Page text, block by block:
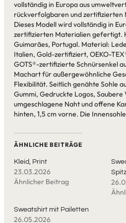
vollständig in Europa aus
rückverfolgbaren und zertifizierten
Dieses Modell wird vollständig in
zertifizierten Materialien gefertigt.
Guimarães, Portugal. Material:
Italien, Gold-zertifiziert, OEKO-
GOTS®-zertifizierte Schnürsenkel
Machart für außergewöhnliche
Flexibilität. Seitlich genähte Sohle
Gummi, Gedruckte Logos,
umgeschlagene Naht und offene
hinten, 1,5 cm vorne. Die
ÄHNLICHE BEITRÄGE
Kleid, Print
23.03.2026
Ähnlicher Beitrag
Sweatshirt mit Pailetten
26.05.2026